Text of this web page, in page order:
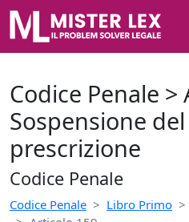
Codice Penale >
Sospensione
prescrizione
Codice Penale
Codice Penale Libro Primo